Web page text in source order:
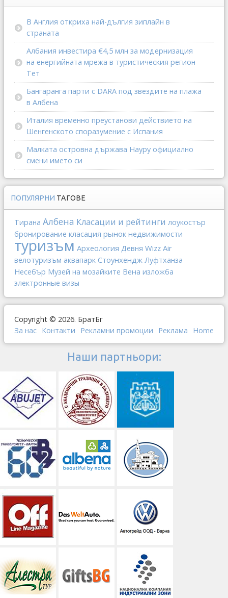
В Англия откриха най-дългия зиплайн в
страната
Албания инвестира €4,5 млн за модернизация
на енергийната мрежа в туристическия регион
Тет
Бангаранга парти с DARA под звездите на плажа
в Албена
Италия временно преустанови действието на
Шенгенското споразумение с Испания
Малката островна държава Науру официално
смени името си
ПОПУЛЯРНИ ТАГОВЕ
Тирана Албена Класации и рейтинги лоукостър
бронирование класация рынок недвижимости
туризъм Археология Девня Wizz Air
велотуризъм аквапарк Стоунхендж Луфтханза
Несебър Музей на мозайките Вена изложба
электронные визы
Copyright © 2026. БратБг
За нас Контакти Рекламни промоции Реклама Home
Наши партньори: